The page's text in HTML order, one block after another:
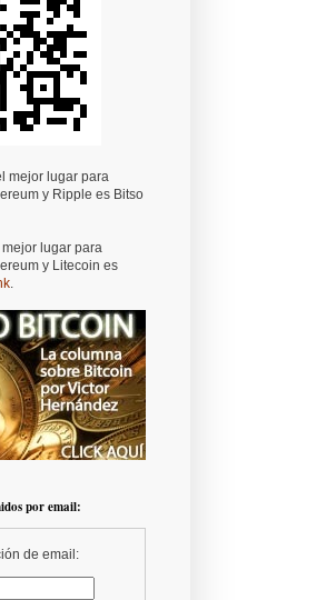
mejor lugar para
y Ripple es Bitso
lugar para
y Litecoin es
.
por email:
de email: